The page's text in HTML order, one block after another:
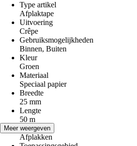
Type artikel
Afplaktape
Uitvoering
Crêpe
Gebruiksmogelijkheden
Binnen, Buiten
Kleur
Groen
Materiaal
Speciaal papier
Breedte
25 mm
Lengte
50 m
Toepassing
Afplakken
Meer weergeven